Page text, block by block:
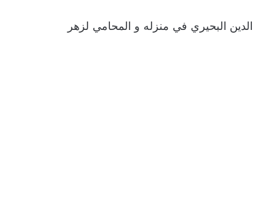
البحيري في منزله و المحامي لزهر